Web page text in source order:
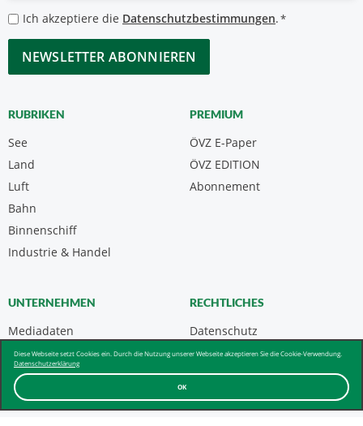
OK
Diese Webseite setzt Cookies ein. Durch die Nutzung unserer Webseite akzeptieren Sie die Cookie-Verwendung.
Datenschutzerklärung
*
Datenschutzbestimmungen
*
Ich akzeptiere die Datenschutzbestimmungen.*
CAPTCHA
RUBRIKEN
See
Land
Luft
Bahn
Binnenschiff
Industrie & Handel
PREMIUM
ÖVZ E-Paper
Abonnement
ÖVZ EDITION
UNTERNEHMEN
Mediadaten
Kontakt
Über uns & AGB
RECHTLICHES
Datenschutz
Impressum